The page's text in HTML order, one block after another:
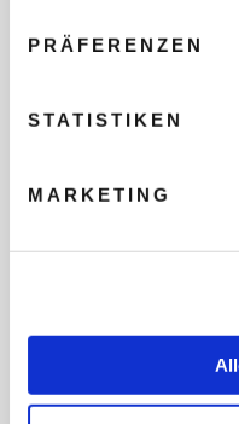
PRÄFERENZEN
STATISTIKEN
MARKETING
TEILNEHMER